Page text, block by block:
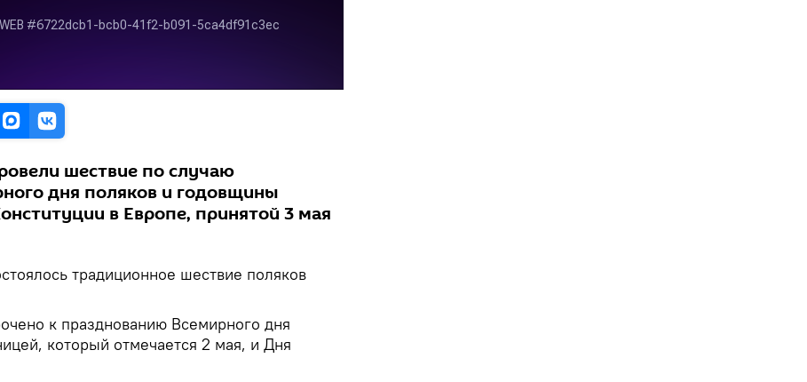
шествие по случаю
дня поляков и годовщины
в Европе, принятой 3 мая
традиционное шествие поляков
к празднованию Всемирного дня
который отмечается 2 мая, и Дня